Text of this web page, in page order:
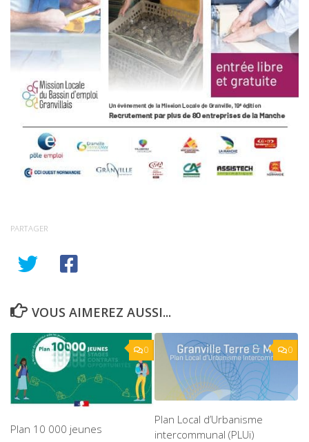
PARTAGER
VOUS AIMEREZ AUSSI...
0
Plan 10 000 jeunes
0
Plan Local d’Urbanisme
intercommunal (PLUi)